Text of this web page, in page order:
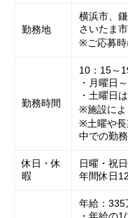
勤務地
横浜市、
さいたま
※ご応募時
勤務時間
10：15～
・月曜日
・土曜日
※施設によ
※土曜や長
中での勤
休日・休
暇
日曜・祝
年間休日
年給：335